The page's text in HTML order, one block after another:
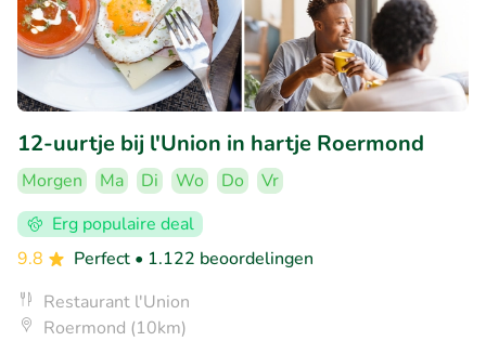
12-uurtje bij l'Union in hartje Roermond
Morgen Ma Di Wo Do
Vr
Erg populaire deal
9.8
Perfect • 1.122 beoordelingen
Restaurant l'Union
Roermond (10km)